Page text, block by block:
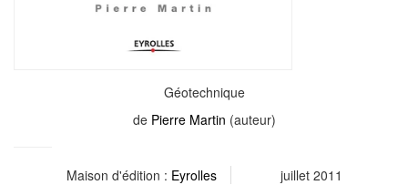
Géotechnique
de Pierre Martin (auteur)
Maison d'édition : Eyrolles juillet 2011